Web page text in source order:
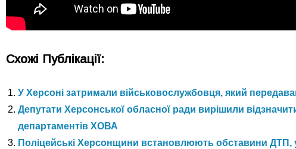
Схожі Публікації:
У Херсоні затримали військовослужбовця, який
Депутати Херсонської обласної ради вирішили
департаментів ХОВА
Поліцейські Херсонщини встановлюють обставини ДТП,